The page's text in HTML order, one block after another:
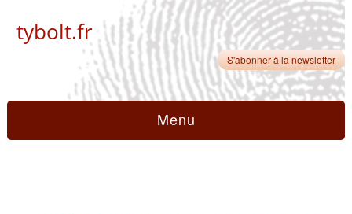
tybolt.fr
S'abonner à la newsletter
Menu